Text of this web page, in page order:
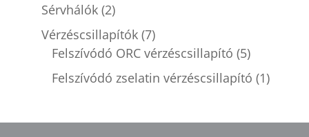
Sérvhálók (2)
Vérzéscsillapítók (7)
Felszívódó ORC vérzéscsillapító (5)
Felszívódó zselatin vérzéscsillapító (1)